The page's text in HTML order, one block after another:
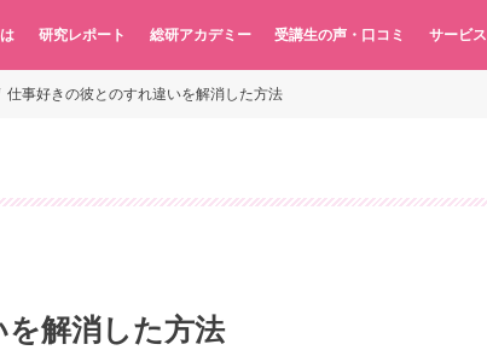
研究レポート 総研アカデミー 受講生の声・口コミ サービス
仕事好きの彼とのすれ違いを解消した方法
解消した方法